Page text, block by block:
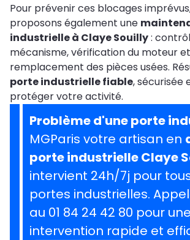
Pour prévenir ces blocages
proposons également une
industrielle à Claye Souilly:
mécanisme, vérification du moteur et
remplacement des pièces usées.
porte industrielle fiable, sécurisée
protéger votre activité.
Problème d'une porte
MGParis votre artisan en
porte industrielle Claye
intervient 24h/7j pour
portes industrielles.
au 01 84 24 42 80 pour une
intervention rapide et